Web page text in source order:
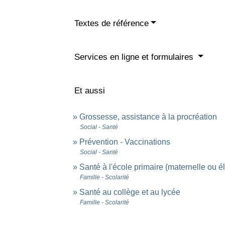
Textes de référence
Services en ligne et formulaires
Et aussi
Grossesse, assistance à la procréation
Social - Santé
Prévention - Vaccinations
Social - Santé
Santé à l'école primaire (maternelle ou
Famille - Scolarité
Santé au collège et au lycée
Famille - Scolarité